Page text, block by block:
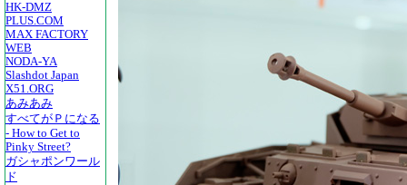
HK-DMZ
PLUS.COM
MAX FACTORY
WEB
NODA-YA
Slashdot Japan
X51.ORG
あみあみ
すべてがＰになる
- How to Get to
Pinky Street?
ガシャポンワール
ド